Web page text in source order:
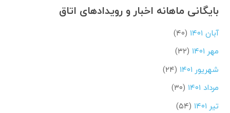
بایگانی ماهانه اخبار و رویدادهای اتاق
آبان ۱۴۰۱
(۴۰)
مهر ۱۴۰۱
(۳۲)
شهریور ۱۴۰۱
(۲۴)
مرداد ۱۴۰۱
(۳۰)
تیر ۱۴۰۱
(۵۴)